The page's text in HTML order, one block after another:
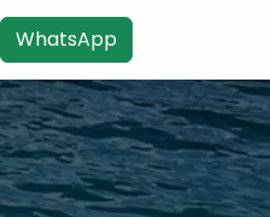
WhatsApp